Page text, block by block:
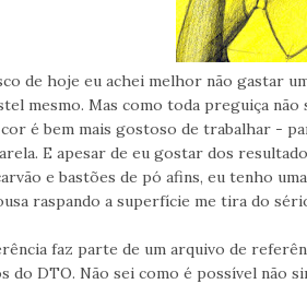
de hoje eu achei melhor não gastar
mesmo. Mas como toda preguiça
é bem mais gostoso de trabalhar -
E apesar de eu gostar dos
e bastões de pó afins, eu tenho
raspando a superfície me tira do
faz parte de um arquivo de
do DTO. Não sei como é possível não